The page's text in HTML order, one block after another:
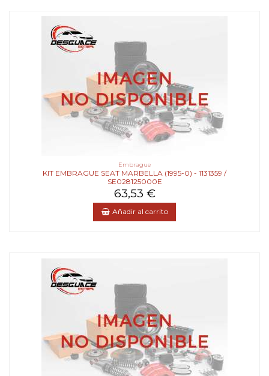
Embrague
KIT EMBRAGUE SEAT MARBELLA (1995-0) - 1131359 /
SE028125000E
63,53 €
Añadir al carrito